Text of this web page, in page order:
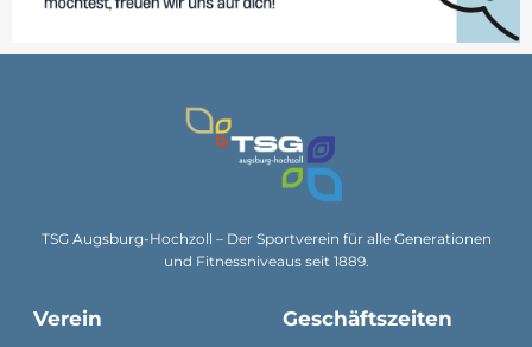
TSG Augsburg-Hochzoll – Der Sportverein für alle Generationen
und Fitnessniveaus seit 1889.
Verein Geschäftszeiten